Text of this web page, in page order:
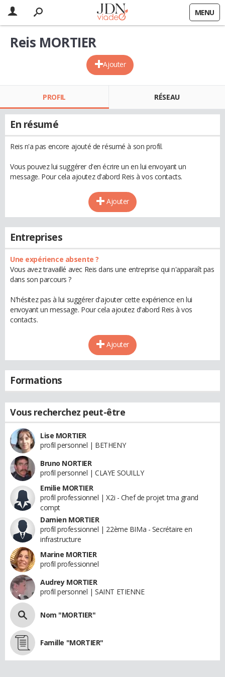
MENU
Ajouter
Reis MORTIER
PROFIL RÉSEAU
En résumé
Reis n'a pas encore ajouté de résumé à son profil.
Vous pouvez lui suggérer d'en écrire un en lui envoyant un
message. Pour cela ajoutez d'abord Reis à vos contacts.
Ajouter
Entreprises
Une expérience absente ?
Vous avez travaillé avec Reis dans une entreprise qui n'apparaît pas
dans son parcours ?
N'hésitez pas à lui suggérer d'ajouter cette expérience en lui
envoyant un message. Pour cela ajoutez d'abord Reis à vos
contacts.
Ajouter
Formations
Vous recherchez peut-être
Lise MORTIER
profil personnel | BETHENY
Bruno NORTIER
profil personnel | CLAYE SOUILLY
Emilie MORTIER
profil professionnel | X2i - Chef de projet tma grand
compt
Damien MORTIER
profil professionnel | 22ème BIMa - Secrétaire en
infrastructure
Marine MORTIER
profil professionnel
Audrey MORTIER
profil personnel | SAINT ETIENNE
Nom "MORTIER"
Famille "MORTIER"